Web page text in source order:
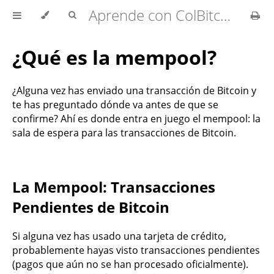
Aprende con ColBitcoin
¿Qué es la mempool?
¿Alguna vez has enviado una transacción de Bitcoin y
te has preguntado dónde va antes de que se
confirme? Ahí es donde entra en juego el mempool: la
sala de espera para las transacciones de Bitcoin.
La Mempool: Transacciones
Pendientes de Bitcoin
Si alguna vez has usado una tarjeta de crédito,
probablemente hayas visto transacciones pendientes
(pagos que aún no se han procesado oficialmente).